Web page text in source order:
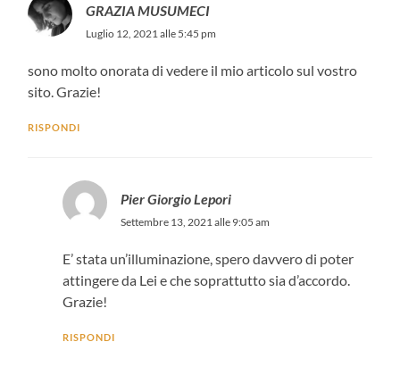
GRAZIA MUSUMECI
Luglio 12, 2021 alle 5:45 pm
sono molto onorata di vedere il mio articolo sul vostro
sito. Grazie!
RISPONDI
Pier Giorgio Lepori
Settembre 13, 2021 alle 9:05 am
E’ stata un’illuminazione, spero davvero di poter
attingere da Lei e che soprattutto sia d’accordo.
Grazie!
RISPONDI